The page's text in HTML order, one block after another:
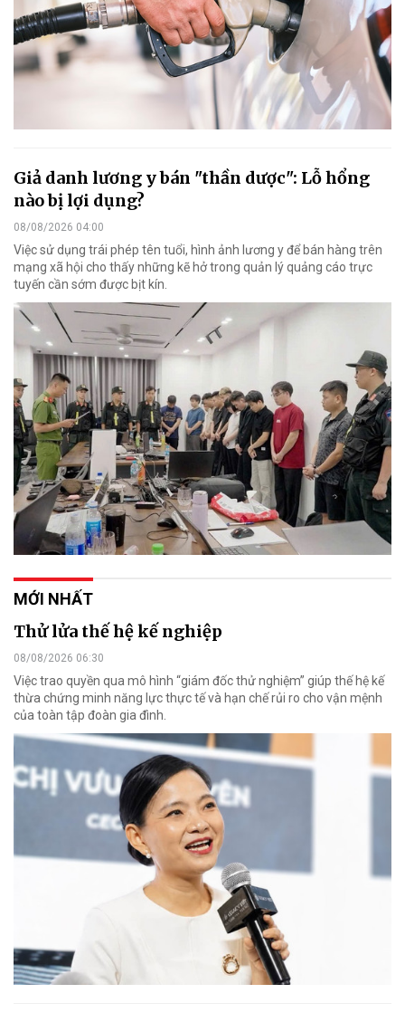
Giả danh lương y bán "thần dược": Lỗ hổng
nào bị lợi dụng?
08/08/2026 04:00
Việc sử dụng trái phép tên tuổi, hình ảnh lương y để bán hàng trên
mạng xã hội cho thấy những kẽ hở trong quản lý quảng cáo trực
tuyến cần sớm được bịt kín.
MỚI NHẤT
Thử lửa thế hệ kế nghiệp
08/08/2026 06:30
Việc trao quyền qua mô hình “giám đốc thử nghiệm” giúp thế hệ kế
thừa chứng minh năng lực thực tế và hạn chế rủi ro cho vận mệnh
của toàn tập đoàn gia đình.